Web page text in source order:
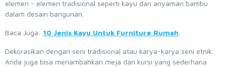
elemen - elemen tradisional seperti kayu dan anyaman bambu
dalam desain bangunan.
Baca Juga: 10 Jenis Kayu Untuk Furniture Rumah
Dekorasikan dengan seni tradisional atau karya-karya seni etnik.
Anda juga bisa menambahkan meja dan kursi yang sederhana